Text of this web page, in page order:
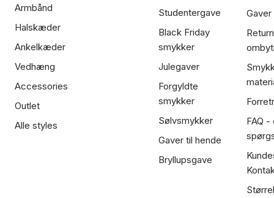
Armbånd
Halskæder
Ankelkæder
Vedhæng
Accessories
Outlet
Alle styles
Studentergave
Black Friday
smykker
Julegaver
Forgyldte
smykker
Sølvsmykker
Gaver til hende
Bryllupsgave
FAQ